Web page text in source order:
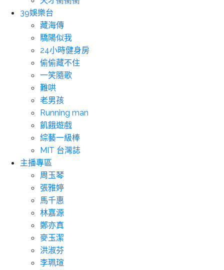
39娛樂台
藏海傳
驕陽似我
24小時健身房
偷偷藏不住
一笑隨歌
難哄
老男孩
Running man
飢餓遊戲
綜藝一級棒
MIT 台灣誌
主播專區
周玉琴
張雅婷
馬千惠
林嘉源
鄭亦真
麥玉潔
洪淑芬
李珮瑄